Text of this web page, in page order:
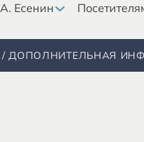
Есенин
ДОПОЛНИТЕЛЬНАЯ